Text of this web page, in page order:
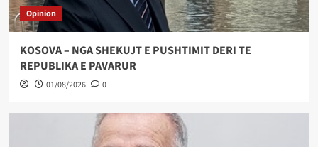
Opinion
KOSOVA – NGA SHEKUJT E PUSHTIMIT DERI TE
REPUBLIKA E PAVARUR
01/08/2026 0